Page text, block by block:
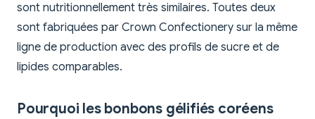
sont nutritionnellement très similaires. Toutes deux
sont fabriquées par Crown Confectionery sur la même
ligne de production avec des profils de sucre et de
lipides comparables.
Pourquoi les bonbons gélifiés coréens